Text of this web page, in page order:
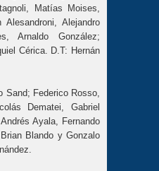
Matías Moises,
Alejandro
Arnaldo González;
Cérica. D.T: Hernán
Sand; Federico Rosso,
Dematei, Gabriel
Ayala, Fernando
Blando y Gonzalo